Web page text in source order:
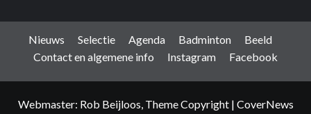
Nieuws Selectie Agenda Badminton
Beeld
Contact en algemene info
Instagram Facebook
Webmaster: Rob Beijloos, Theme Copyright | CoverNews